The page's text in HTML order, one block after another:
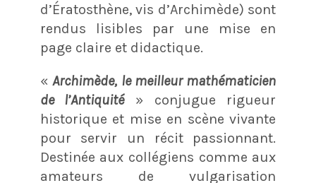
d’Ératosthène, vis d’Archimède) sont
rendus lisibles par une mise en
page claire et didactique.
«Archimède, le meilleur mathématicien
de l’Antiquité» conjugue rigueur
historique et mise en scène vivante
pour servir un récit passionnant.
Destinée aux collégiens comme aux
amateurs de vulgarisation